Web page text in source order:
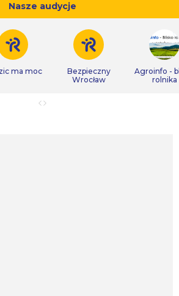
Nasze audycje
ma moc
Bezpieczny
Wrocław
Agroinfo -
rolnika